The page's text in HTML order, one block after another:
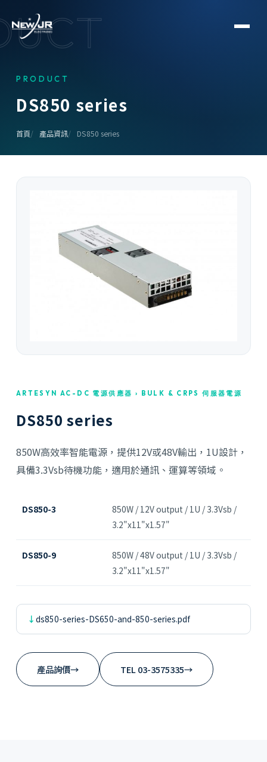
PRODUCT
DS850 series
首頁 產品資訊 DS850 series
ARTESYN AC-DC 電源供應器 › BULK & CRPS 伺服器電源
DS850 series
850W高效率智能電源，提供12V或48V輸出，1U設計，
具備3.3Vsb待機功能，適用於通訊、運算等領域。
DS850-3
850W / 12V output / 1U / 3.3Vsb /
3.2"x11"x1.57"
DS850-9
850W / 48V output / 1U / 3.3Vsb /
3.2"x11"x1.57"
ds850-series-DS650-and-850-series.pdf
產品詢價→ TEL 03-3575335→